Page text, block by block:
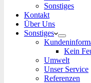
Sonstiges
Kontakt
Über Uns
Sonstiges
Kein
Umwelt
Unser Service
Referenzen